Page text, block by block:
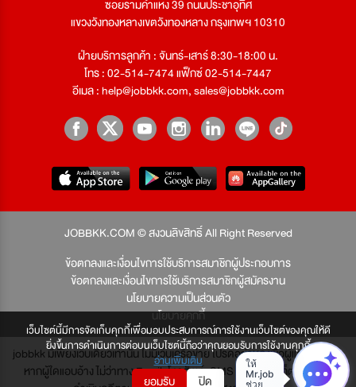
เว็บไซต์นี้มีการจัดเก็บคุกกี้เพื่อมอบประสบการณ์การใช้งานเว็บไซต์ของคุณให้ดี
ยิ่งขึ้นการดำเนินการต่อบนเว็บไซต์นี้ถือว่าคุณยอมรับการใช้งานคุกกี้
อ่านเพิ่มเติม
ยอมรับ ปิด
ซอยรามคำแหง 39 ถนนประชาอุทิศ
แขวงวังทองหลางเขตวังทองหลาง กรุงเทพฯ 10310
ฝ่ายบริการลูกค้า : จันทร์-เสาร์ 8:30-18:00 น.
โทร : 02-514-7474 แฟ็กซ์ 02-514-7447
อีเมล :help@jobbkk.com,sales@jobbkk.com
JOBBKK.COM © สงวนลิขสิทธิ์ All Right Reserved
ข้อตกลงและเงื่อนไขการใช้บริการสมาชิกผู้ประกอบการ
ข้อตกลงและเงื่อนไขการใช้บริการสมาชิกผู้สมัครงาน
นโยบายความเป็นส่วนตัว
นโยบายคุกกี้
jobbkk มีเพียงเว็บเดียวเท่านั้น ไม่มีเว็บเครือข่าย โปรดอย่าหลงเชื่อผู้แอบอ้าง และ
หากผู้ใดแอบอ้าง ไม่ว่าทาง Email, โทรศัพท์, SMS หรือทางใดก็ตาม จะถูก